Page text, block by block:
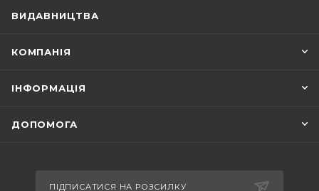
ВИДАВНИЦТВА
КОМПАНІЯ
ІНФОРМАЦІЯ
ДОПОМОГА
ПІДПИСАТИСЯ НА РОЗСИЛКУ